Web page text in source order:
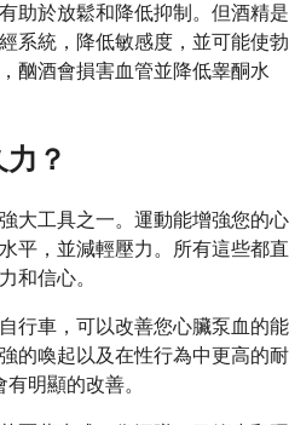
助於放鬆和降低抑制。但酒精是
系統，降低敏感度，並可能使勃
酗酒會損害血管並降低睾酮水
？
大工具之一。運動能增強您的心
平，並減輕壓力。所有這些都直
和信心。
行車，可以改善您心臟泵血的能
的喚起以及在性行為中更高的耐
明顯的改善。